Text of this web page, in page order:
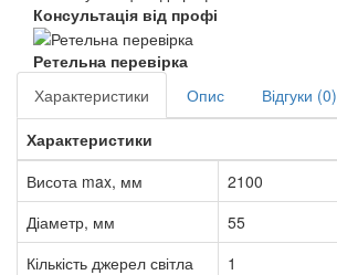
Консультація від профі
Ретельна перевірка
Характеристики
Опис
Відгуки (0)
Характеристики
Висота max, мм
2100
Діаметр, мм
55
Кількість джерел світла
1